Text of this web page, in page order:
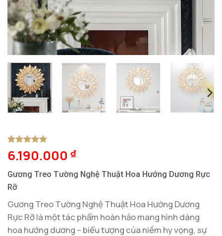
5trên 5
dựa trên
1
6.190.000 ₫
Gương Treo Tường Nghệ Thuật Hoa Hướng Dương Rực
Rỡ
Gương Treo Tường Nghệ Thuật Hoa Hướng Dương
Rực Rỡ là một tác phẩm hoàn hảo mang hình dáng
hoa hướng dương – biểu tượng của niềm hy vọng, sự